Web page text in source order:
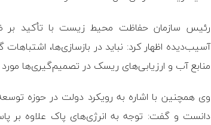
رئیس سازمان حفاظت محیط زیست با تأکید بر
آسیب‌دیده اظهار کرد: نباید در بازسازی‌ها،
منابع آب و ارزیابی‌های ریسک در تصمیم‌گیری‌ها مورد
وی همچنین با اشاره به رویکرد دولت در حوزه
دانست و گفت: توجه به انرژی‌های پاک علاوه بر